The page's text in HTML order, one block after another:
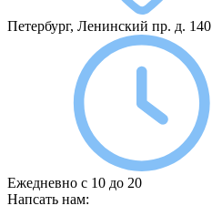
Петербург, Ленинский пр. д. 140
Ежедневно с 10 до 20
Напсать нам: